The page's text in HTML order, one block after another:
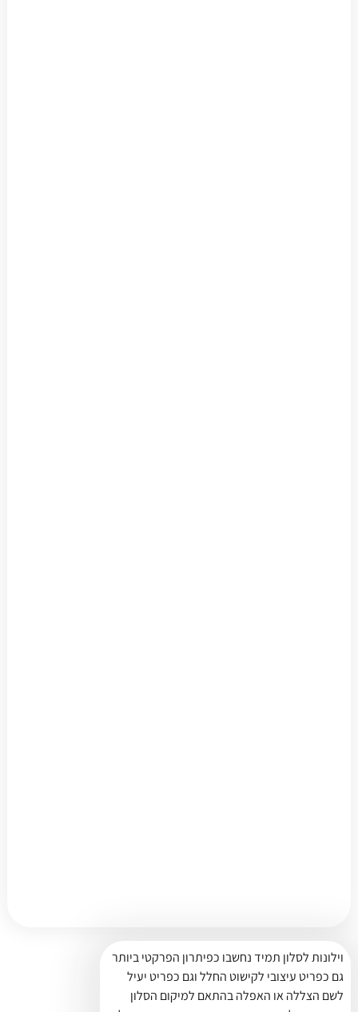
וילונות לסלון תמיד נחשבו כפיתרון הפרקטי ביותר
גם כפריט עיצובי לקישוט החלל וגם כפריט יעיל
לשם הצללה או האפלה בהתאם למיקום הסלון